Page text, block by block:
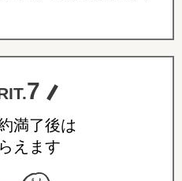
7
満了後は
えます